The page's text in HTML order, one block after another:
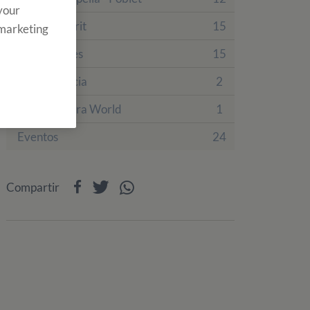
Finca Tamarit
15
Finca Prades
15
Villa Engracia
2
PortAventura World
1
Eventos
24
Compartir